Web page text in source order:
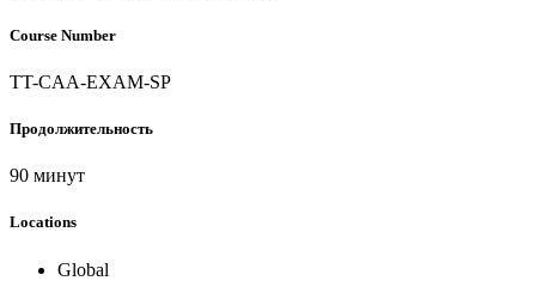
Course Number
TT-CAA-EXAM-SP
Продолжительность
90 минут
Locations
Global